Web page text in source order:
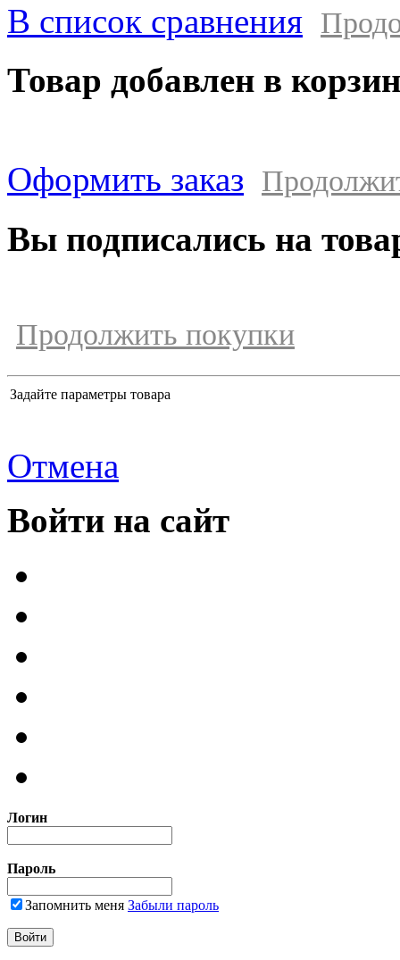
В список сравнения
Товар добавлен в
Оформить заказ
Вы подписались на
Продолжить покупки
Задайте параметры товара
Отмена
Войти на сайт
Логин
Пароль
Запомнить меня Забыли пароль